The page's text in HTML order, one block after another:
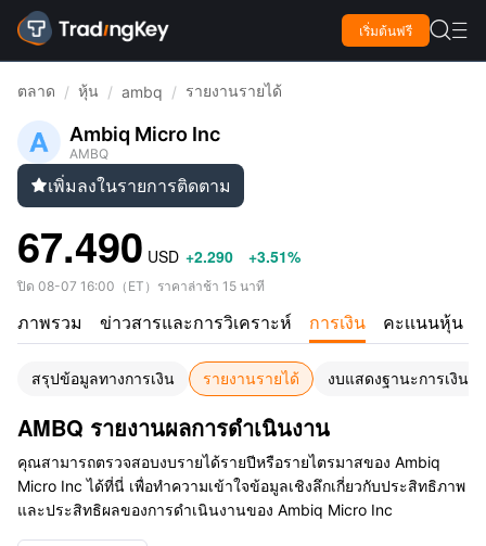
เริ่มต้นฟรี  
ตลาด / หุ้น / ambq / รายงานรายได้
Ambiq Micro Inc
AMBQ
เพิ่มลงในรายการติดตาม
67.490 USD +2.290 +3.51%
ปิด 08-07 16:00 （ ET ） ราคาล่าช้า 15 นาที
ภาพรวม ข่าวสารและการวิเคราะห์ การเงิน คะเเนนหุ้น
สรุปข้อมูลทางการเงิน รายงานรายได้ งบแสดงฐานะการเงิน
AMBQ รายงานผลการดำเนินงาน
คุณสามารถตรวจสอบงบรายได้รายปีหรือรายไตรมาสของ Ambiq
Micro Inc ได้ที่นี่ เพื่อทำความเข้าใจข้อมูลเชิงลึกเกี่ยวกับประสิทธิภาพ
และประสิทธิผลของการดำเนินงานของ Ambiq Micro Inc